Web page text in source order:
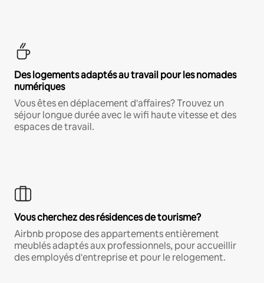
Des logements adaptés au travail pour les nomades
numériques
Vous êtes en déplacement d'affaires? Trouvez un
séjour longue durée avec le wifi haute vitesse et des
espaces de travail.
Vous cherchez des résidences de tourisme?
Airbnb propose des appartements entièrement
meublés adaptés aux professionnels, pour accueillir
des employés d'entreprise et pour le relogement.